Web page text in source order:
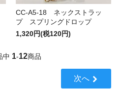
CC-A5-18 ネックストラッ
プ スプリングドロップ
1,320円(税120円)
中 1-12商品
次へ